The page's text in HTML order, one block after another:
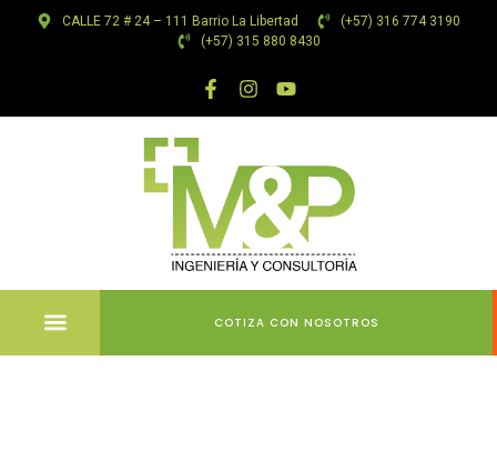
CALLE 72 # 24 – 111 Barrio La Libertad
(+57) 316 774 3190
(+57) 315 880 8430
COTIZA CON NOSOTROS